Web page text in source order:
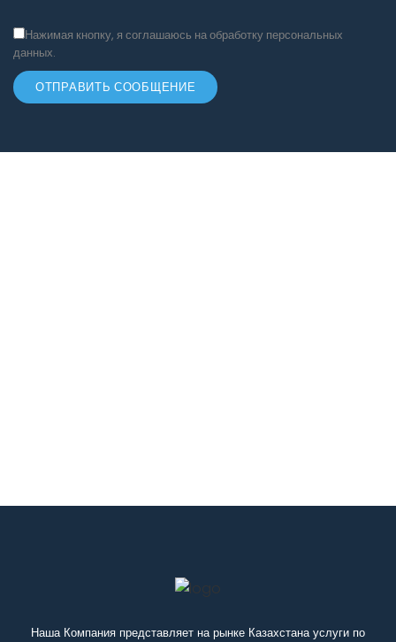
Нажимая кнопку, я соглашаюсь на обработку персональных
данных.
ОТПРАВИТЬ СООБЩЕНИЕ
Наша Компания представляет на рынке Казахстана услуги по